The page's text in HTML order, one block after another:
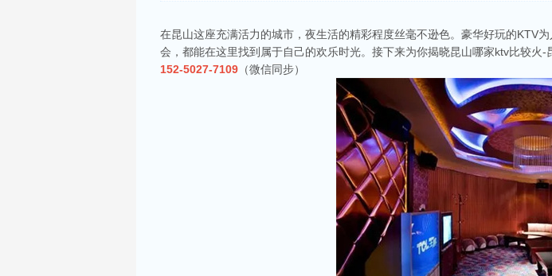
在昆山这座充满活力的城市，夜生活的精彩程度丝毫不逊色。豪华好玩的KTV
会，都能在这里找到属于自己的欢乐时光。接下来为你揭晓昆山哪家ktv比较火
152-5027-7109 （微信同步）